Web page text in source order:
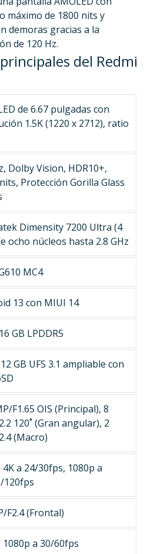
máximo de 1800 nits y
demoras gracias a la
de 120 Hz.
del Redmi
de 6.67 pulgadas con
1.5K (1220 x 2712), ratio
Dolby Vision, HDR10+,
Protección Gorilla Glass
Dimensity 7200 Ultra (4
ocho núcleos hasta 2.8 GHz
MC4
13 con MIUI 14
GB LPDDR5
GB UFS 3.1 ampliable con
F1.65 OIS (Principal), 8
120˚ (Gran angular), 2
(Macro)
4K a 24/30fps, 1080p a
120fps
F2.4 (Frontal)
1080p a 30/60fps